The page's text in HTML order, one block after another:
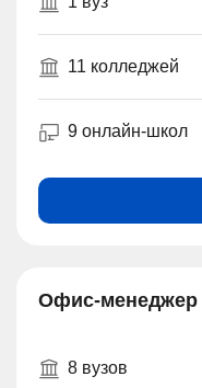
11 колледжей
9 онлайн-школ
Офис-менеджер
8 вузов